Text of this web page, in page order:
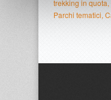
trekking in
Parchi tematici,